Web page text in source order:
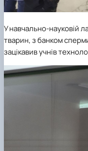
У навчально-науковій
тварин, з банком
зацікавив учнів